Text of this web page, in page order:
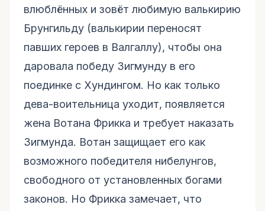
влюблённых и зовёт любимую валькирию
Брунгильду (валькирии переносят
павших героев в Валгаллу), чтобы она
даровала победу Зигмунду в его
поединке с Хундингом. Но как только
дева-воительница уходит, появляется
жена Вотана Фрикка и требует наказать
Зигмунда. Вотан защищает его как
возможного победителя нибелунгов,
свободного от установленных богами
законов. Но Фрикка замечает, что